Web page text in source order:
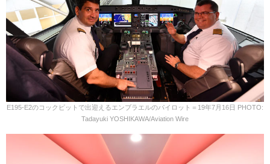
E195-E2のコックピットで出迎えるエンブラエルのパイロット＝19年7月16日 PHOTO:
Tadayuki YOSHIKAWA/Aviation Wire